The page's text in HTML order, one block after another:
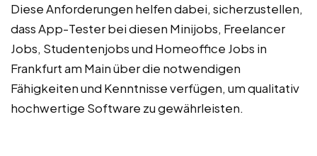
Diese Anforderungen helfen dabei, sicherzustellen,
dass App-Tester bei diesen Minijobs, Freelancer
Jobs, Studentenjobs und Homeoffice Jobs in
Frankfurt am Main über die notwendigen
Fähigkeiten und Kenntnisse verfügen, um qualitativ
hochwertige Software zu gewährleisten.